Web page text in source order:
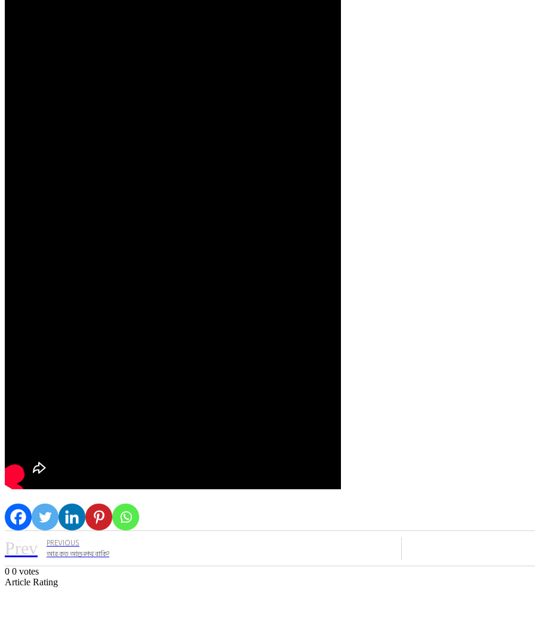
Prev PREVIOUS
আর কত আগুনপথ বাকি?
0 0 votes
Article Rating